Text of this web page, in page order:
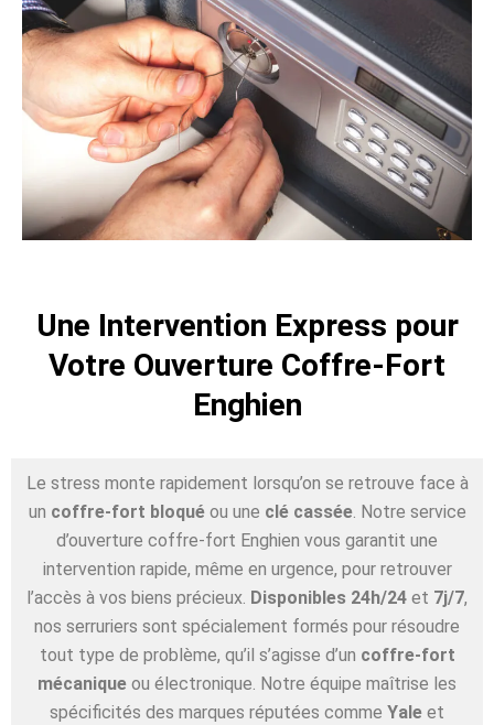
Une Intervention Express pour
Votre Ouverture Coffre-Fort
Enghien
Le stress monte rapidement lorsqu’on se retrouve face à
un coffre-fort bloquéou une clé cassée. Notre service
d’ouverture coffre-fort Enghien vous garantit une
intervention rapide, même en urgence, pour retrouver
l’accès à vos biens précieux. Disponibles 24h/24 et 7j/7,
nos serruriers sont spécialement formés pour résoudre
tout type de problème, qu’il s’agisse d’un coffre-fort
mécanique ou électronique. Notre équipe maîtrise les
spécificités des marques réputées comme Yale et